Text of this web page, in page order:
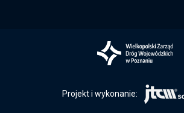
Projekt i wykonanie: